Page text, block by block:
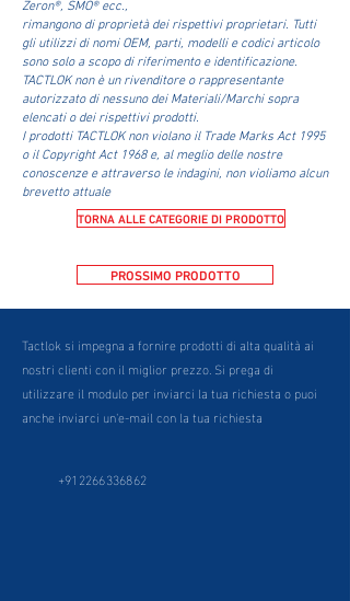
Zeron®, SMO® ecc.,
rimangono di proprietà dei rispettivi proprietari. Tutti
gli utilizzi di nomi OEM, parti, modelli e codici articolo
sono solo a scopo di riferimento e identificazione.
TACTLOK non è un rivenditore o rappresentante
autorizzato di nessuno dei Materiali/Marchi sopra
elencati o dei rispettivi prodotti.
I prodotti TACTLOK non violano il Trade Marks Act 1995
o il Copyright Act 1968 e, al meglio delle nostre
conoscenze e attraverso le indagini, non violiamo alcun
brevetto attuale
TORNA ALLE CATEGORIE DI PRODOTTO
PROSSIMO PRODOTTO
Tactlok si impegna a fornire prodotti di alta qualità ai
nostri clienti con il miglior prezzo. Si prega di
utilizzare il modulo per inviarci la tua richiesta o puoi
anche inviarci un'e-mail con la tua richiesta
+912266336862